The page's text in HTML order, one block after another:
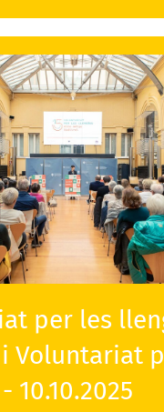
per les
Voluntariat
10.10.2025